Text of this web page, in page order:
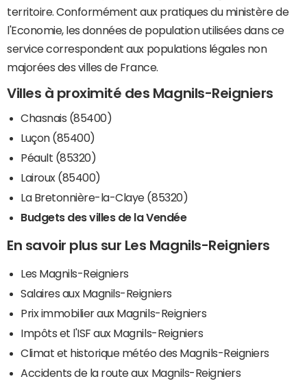
territoire. Conformément aux pratiques du ministère de
l'Economie, les données de population utilisées dans ce
service correspondent aux populations légales non
majorées des villes de France.
Villes à proximité des Magnils-Reigniers
Chasnais (85400)
Luçon (85400)
Péault (85320)
Lairoux (85400)
La Bretonnière-la-Claye (85320)
Budgets des villes de la Vendée
En savoir plus sur Les Magnils-Reigniers
Les Magnils-Reigniers
Salaires aux Magnils-Reigniers
Prix immobilier aux Magnils-Reigniers
Impôts et l'ISF aux Magnils-Reigniers
Climat et historique météo des Magnils-Reigniers
Accidents de la route aux Magnils-Reigniers